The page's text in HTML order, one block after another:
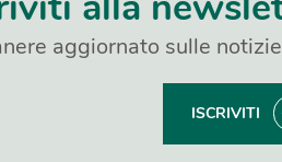
aggiornato sulle
ISCRIVITI